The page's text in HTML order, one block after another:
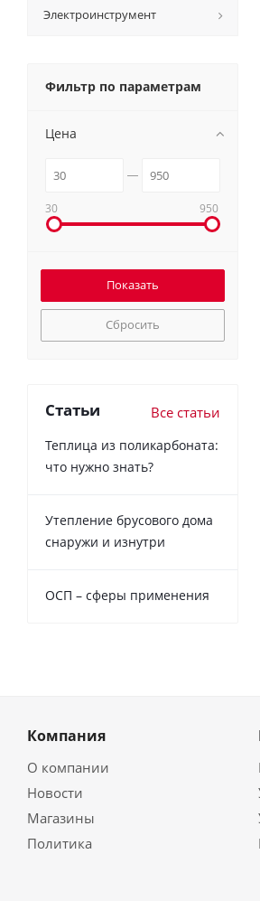
Электроинструмент
Фильтр по параметрам
Цена
30 950
Сбросить
Статьи Все статьи
Теплица из поликарбоната:
что нужно знать?
Утепление брусового дома
снаружи и изнутри
ОСП – сферы применения
Компания
О компании
Новости
Магазины
Политика